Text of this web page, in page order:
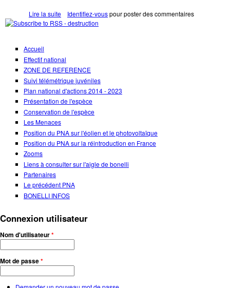
Lire la suite de Un Aigle de Bonelli braconné en Sardaigne
Identifiez-vouspour poster des commentaires
Accueil
Effectif national
ZONE DE REFERENCE
Suivi télémétrique juvéniles
Plan national d'actions 2014 - 2023
Présentation de l'espèce
Conservation de l'espèce
Les Menaces
Position du PNA sur l'éolien et le photovoltaïque
Position du PNA sur la réintroduction en France
Zooms
Liens à consulter sur l'aigle de bonelli
Partenaires
Le précédent PNA
BONELLI INFOS
Connexion utilisateur
Nom d'utilisateur*
Mot de passe*